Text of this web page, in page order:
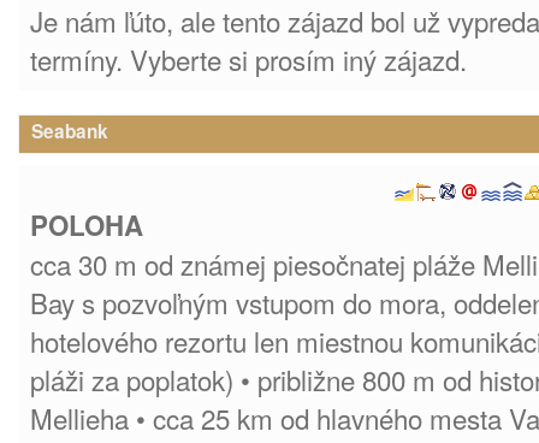
Je nám ľúto, ale tento zájazd bol už
termíny. Vyberte si prosím iný zájazd.
Seabank
POLOHA
cca 30 m od známej piesočnatej pláže
Bay s pozvoľným vstupom do mora,
hotelového rezortu len miestnou
pláži za poplatok) • približne 800 m od
Mellieha • cca 25 km od hlavného mesta